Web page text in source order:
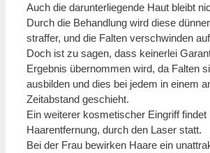
Auch die darunterliegende Haut bleibt
Durch die Behandlung wird diese
straffer, und die Falten verschwinden
Doch ist zu sagen, dass keinerlei
Ergebnis übernommen wird, da Falten
ausbilden und dies bei jedem in einem
Zeitabstand geschieht.
Ein weiterer kosmetischer Eingriff findet
Haarentfernung, durch den Laser statt.
Bei der Frau bewirken Haare ein